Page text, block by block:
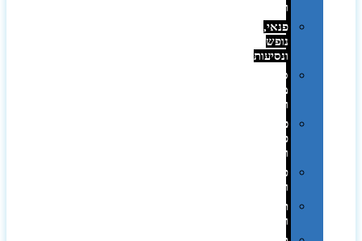
וגאדג'טים
פנאי,
נופש
ונסיעות
סביבת
משרד
ופרימיום
כלים,
פנסים
ורכב
טקסטיל
וחורף
תיקים
ומזוודות